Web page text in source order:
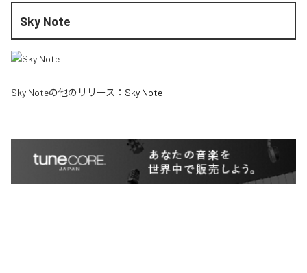
Sky Note
Sky Noteの他のリリース： Sky Note